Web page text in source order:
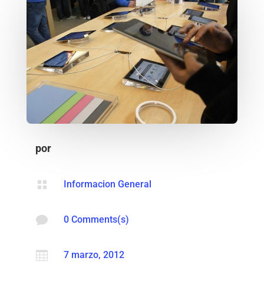
por
 Informacion General
 0 Comments(s)
 7 marzo, 2012